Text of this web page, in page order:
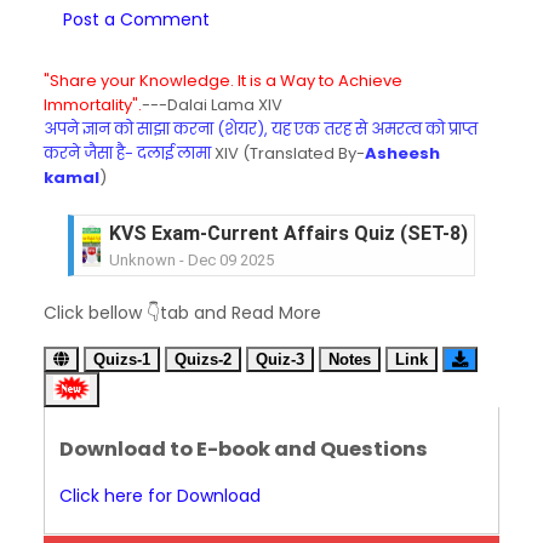
Post a Comment
"Share your Knowledge. It is a Way to Achieve
Immortality".---Dalai Lama XIV
अपने ज्ञान को साझा करना (शेयर), यह एक तरह से अमरत्व को प्राप्त
करने जैसा है- दलाई लामाXIV (Translated By-Asheesh
kamal)
KVS Exam-Current Affairs Quiz (SET-8) in
Unknown - Dec 09 2025
Unknown- Dec 08 2025
KVS Exam-Current Affairs Quiz (SET-6) in
Unknown-Dec 07 2025
KVS Exam-Current Affairs Quiz (SET-4) in
KVS Exam-Current Affairs Quiz (SET-3) in Hindi
Unknown-Dec 04 2025
Click bellow 👇tab and Read More
Quizs-1 Quizs-2 Quiz-3 Notes Link
Download to E-book and Questions
Click here for Download